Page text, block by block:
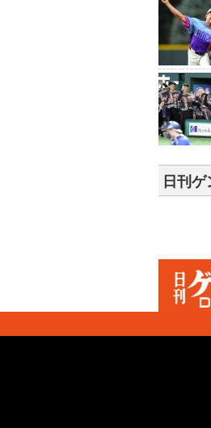
日刊